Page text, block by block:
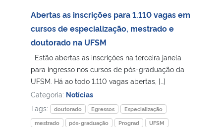
Abertas as inscrições para 1.110 vagas em
cursos de especialização, mestrado e
doutorado na UFSM
Estão abertas as inscrições na terceira janela
para ingresso nos cursos de pós-graduação da
UFSM. Há ao todo 1.110 vagas abertas, […]
Categoria: Notícias
Tags:
doutorado Egressos
Especialização
mestrado
pós-graduação Prograd UFSM